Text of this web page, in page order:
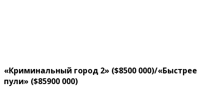
«Криминальный город 2» ($8500 000)/«Быстрее
пули» ($85900 000)